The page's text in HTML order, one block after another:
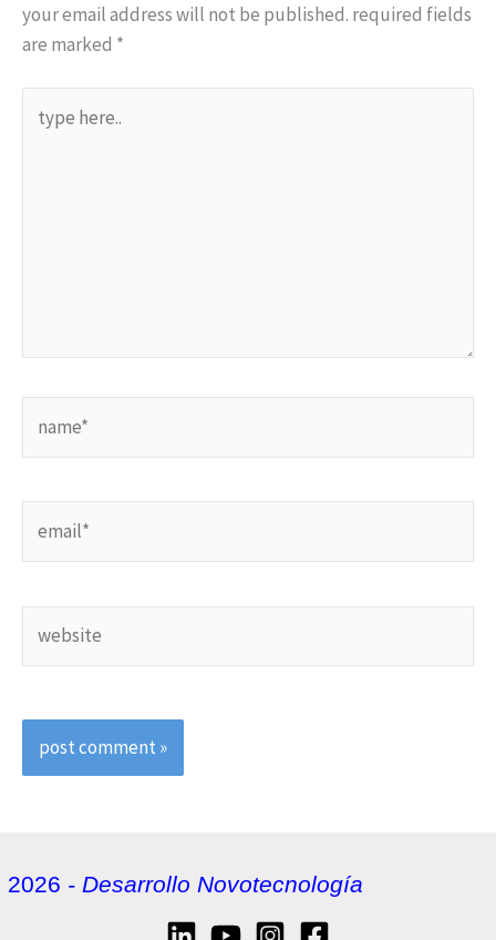
your email address will not be published. required fields
are marked *
here..
2026 - Desarrollo Novotecnología